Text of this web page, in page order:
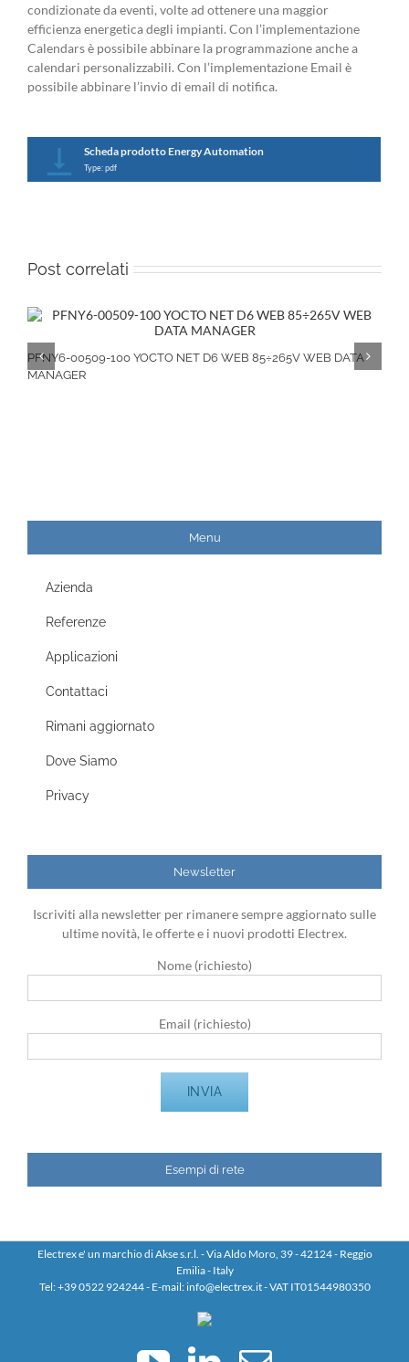
condizionate da eventi, volte ad ottenere una maggior
efficienza energetica degli impianti. Con l’implementazione
Calendars è possibile abbinare la programmazione anche a
calendari personalizzabili. Con l’implementazione Email è
possibile abbinare l’invio di email di notifica.
Scheda prodotto Energy Automation
Type: pdf
Post correlati
PFNY6-00509-100 YOCTO NET D6 WEB 85÷265V WEB DATA
MANAGER
Menu
Azienda
Referenze
Applicazioni
Contattaci
Rimani aggiornato
Dove Siamo
Privacy
Newsletter
Iscriviti alla newsletter per rimanere sempre aggiornato sulle
ultime novità, le offerte e i nuovi prodotti Electrex.
Nome (richiesto)
Email (richiesto)
Esempi di rete
Electrex e' un marchio di Akse s.r.l. - Via Aldo Moro, 39 - 42124 - Reggio
Emilia - Italy
Tel: +39 0522 924244 - E-mail: info@electrex.it - VAT IT01544980350